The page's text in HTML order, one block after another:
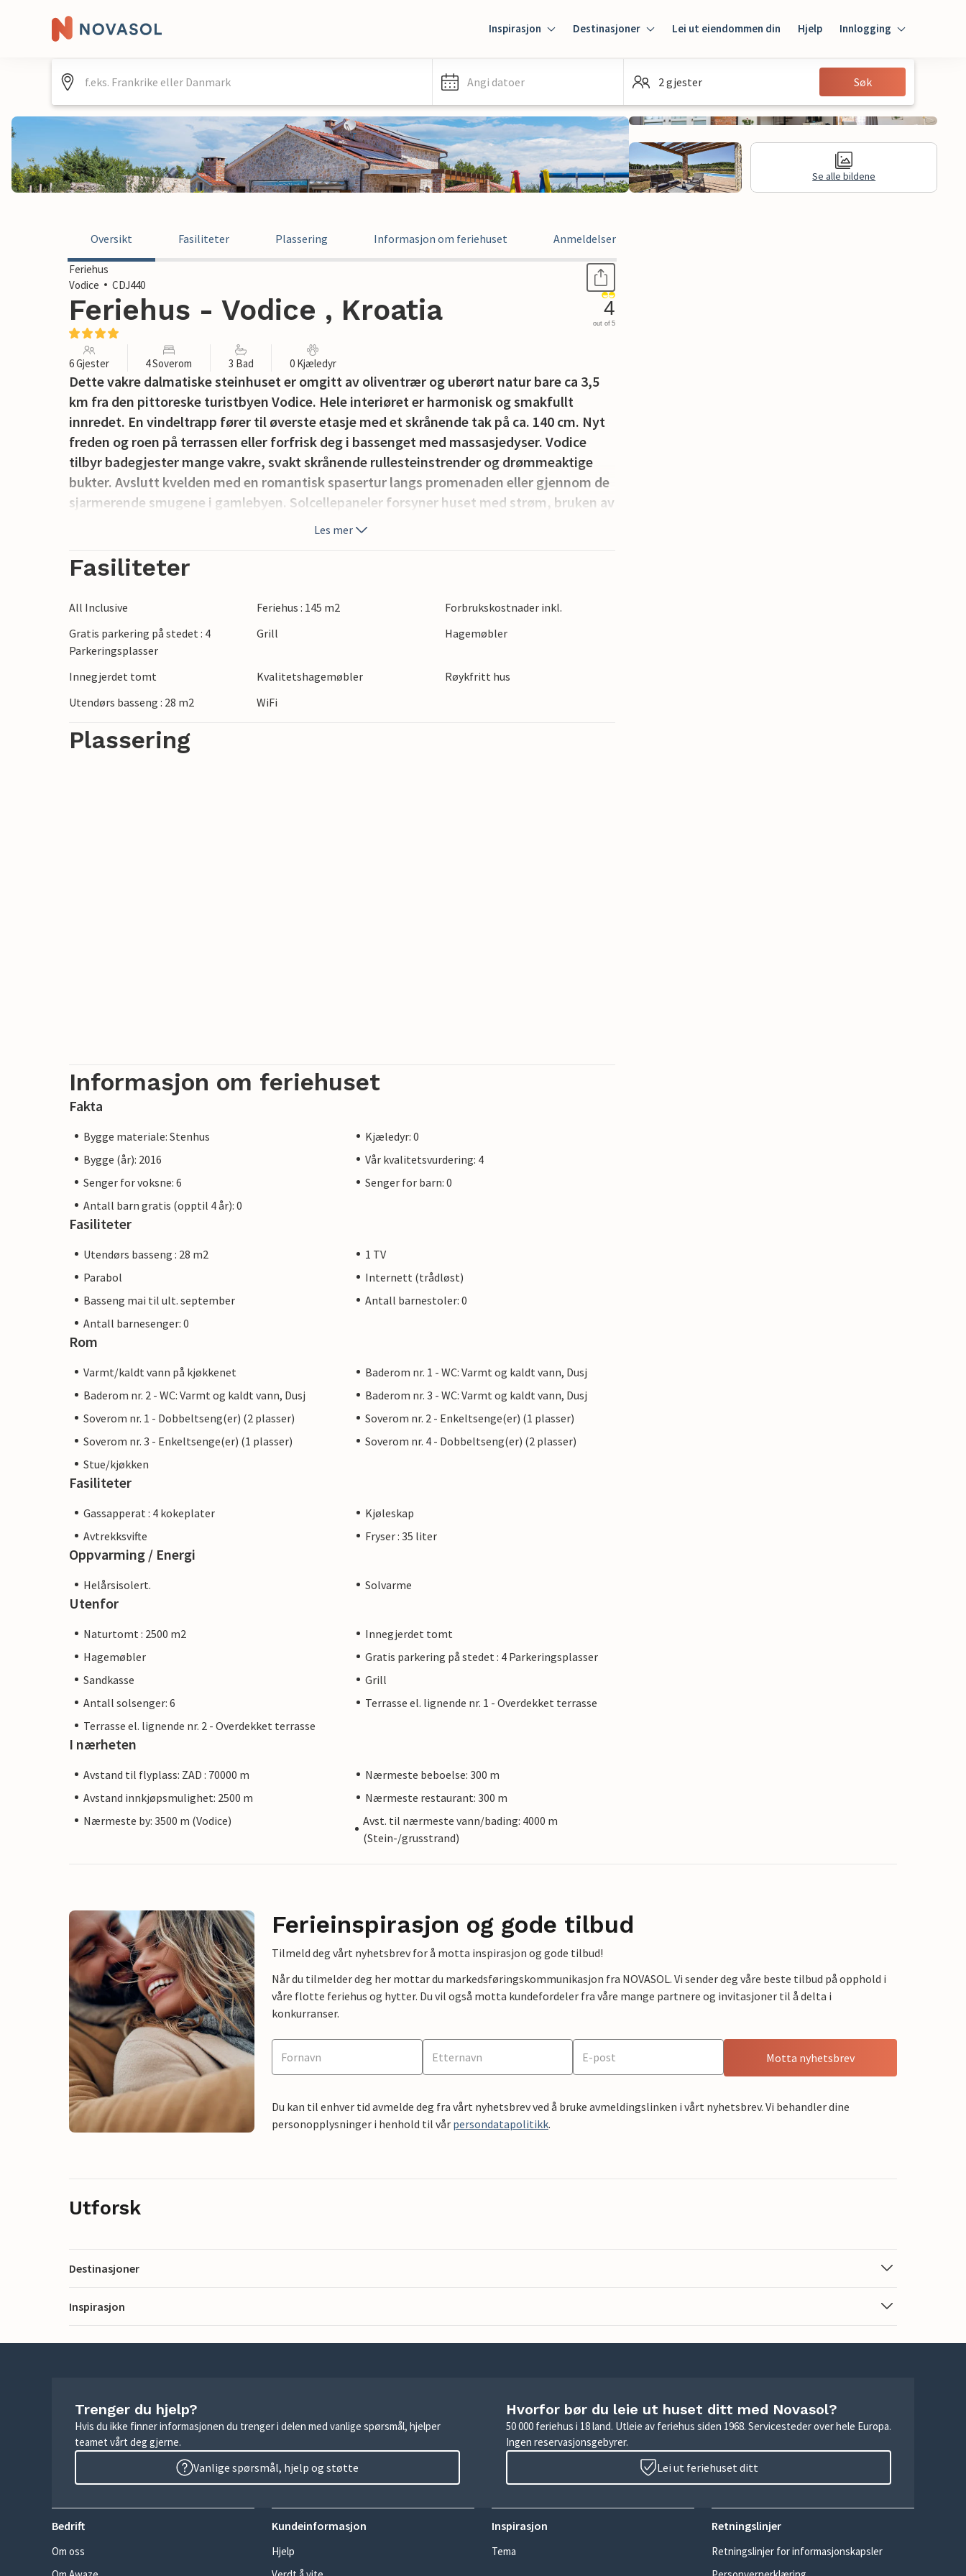
Inspirasjon Destinasjoner Lei ut eiendommen din Hjelp Innlogging
Innlogging
Gjest
Angi datoer 2 gjester Søk
Se alle bildene
Oversikt Fasiliteter Plassering Informasjon om feriehuset Anmeldelser
Feriehus
Vodice
CDJ440
Feriehus - Vodice , Kroatia 4
out of 5
6 Gjester 4 Soverom 3 Bad 0 Kjæledyr
Dette vakre dalmatiske steinhuset er omgitt av oliventrær og uberørt natur bare ca 3,5
km fra den pittoreske turistbyen Vodice. Hele interiøret er harmonisk og smakfullt
innredet. En vindeltrapp fører til øverste etasje med et skrånende tak på ca. 140 cm. Nyt
freden og roen på terrassen eller forfrisk deg i bassenget med massasjedyser. Vodice
tilbyr badegjester mange vakre, svakt skrånende rullesteinstrender og drømmeaktige
bukter. Avslutt kvelden med en romantisk spasertur langs promenaden eller gjennom de
sjarmerende smugene i gamlebyen. Solcellepaneler forsyner huset med strøm, bruken av
Les mer
Fasiliteter
All Inclusive Feriehus : 145 m2
Forbrukskostnader inkl.
Gratis parkering på stedet : 4
Parkeringsplasser
Grill Hagemøbler
Innegjerdet tomt Kvalitetshagemøbler
Røykfritt hus
Utendørs basseng : 28 m2
WiFi
Plassering
Informasjon om feriehuset
Fakta
Bygge materiale: Stenhus
Kjæledyr: 0
Bygge (år): 2016
Vår kvalitetsvurdering: 4
Senger for voksne: 6
Senger for barn: 0
Antall barn gratis (opptil 4 år): 0
Fasiliteter
Utendørs basseng : 28 m2
1 TV
Parabol
Internett (trådløst)
Basseng mai til ult. september
Antall barnestoler: 0
Antall barnesenger: 0
Rom
Varmt/kaldt vann på kjøkkenet
Baderom nr. 1 - WC: Varmt og kaldt vann, Dusj
Baderom nr. 2 - WC: Varmt og kaldt vann, Dusj
Baderom nr. 3 - WC: Varmt og kaldt vann, Dusj
Soverom nr. 1 - Dobbeltseng(er) (2 plasser)
Soverom nr. 2 - Enkeltsenge(er) (1 plasser)
Soverom nr. 3 - Enkeltsenge(er) (1 plasser)
Soverom nr. 4 - Dobbeltseng(er) (2 plasser)
Stue/kjøkken
Fasiliteter
Gassapperat : 4 kokeplater
Kjøleskap
Avtrekksvifte
Fryser : 35 liter
Oppvarming / Energi
Helårsisolert. Solvarme
Utenfor
Naturtomt : 2500 m2
Innegjerdet tomt
Hagemøbler
Gratis parkering på stedet : 4 Parkeringsplasser
Sandkasse
Grill
Antall solsenger: 6
Terrasse el. lignende nr. 1 - Overdekket terrasse
Terrasse el. lignende nr. 2 - Overdekket terrasse
I nærheten
Avstand til flyplass: ZAD : 70000 m
Nærmeste beboelse: 300 m
Avstand innkjøpsmulighet: 2500 m
Nærmeste restaurant: 300 m
Nærmeste by: 3500 m (Vodice)
Avst. til nærmeste vann/bading: 4000 m
(Stein-/grusstrand)
Ferieinspirasjon og gode tilbud
Tilmeld deg vårt nyhetsbrev for å motta inspirasjon og gode tilbud!
Når du tilmelder deg her mottar du markedsføringskommunikasjon fra NOVASOL. Vi sender deg våre beste tilbud på opphold i
våre flotte feriehus og hytter. Du vil også motta kundefordeler fra våre mange partnere og invitasjoner til å delta i
konkurranser.
Motta nyhetsbrev
Du kan til enhver tid avmelde deg fra vårt nyhetsbrev ved å bruke avmeldingslinken i vårt nyhetsbrev. Vi behandler dine
personopplysninger i henhold til vår persondatapolitikk.
Utforsk
Destinasjoner
Inspirasjon
Trenger du hjelp?
Hvis du ikke finner informasjonen du trenger i delen med vanlige spørsmål, hjelper
teamet vårt deg gjerne.
Vanlige spørsmål, hjelp og støtte
Hvorfor bør du leie ut huset ditt med Novasol?
50 000 feriehus i 18 land. Utleie av feriehus siden 1968. Servicesteder over hele Europa.
Ingen reservasjonsgebyrer.
Lei ut feriehuset ditt
Bedrift
Om oss
Kundeinformasjon
Hjelp
Inspirasjon
Tema
Retningslinjer
Retningslinjer for informasjonskapsler